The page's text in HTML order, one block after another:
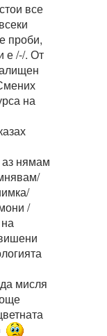
все
проби,
е /-/. От
на
нямам
/
мисля